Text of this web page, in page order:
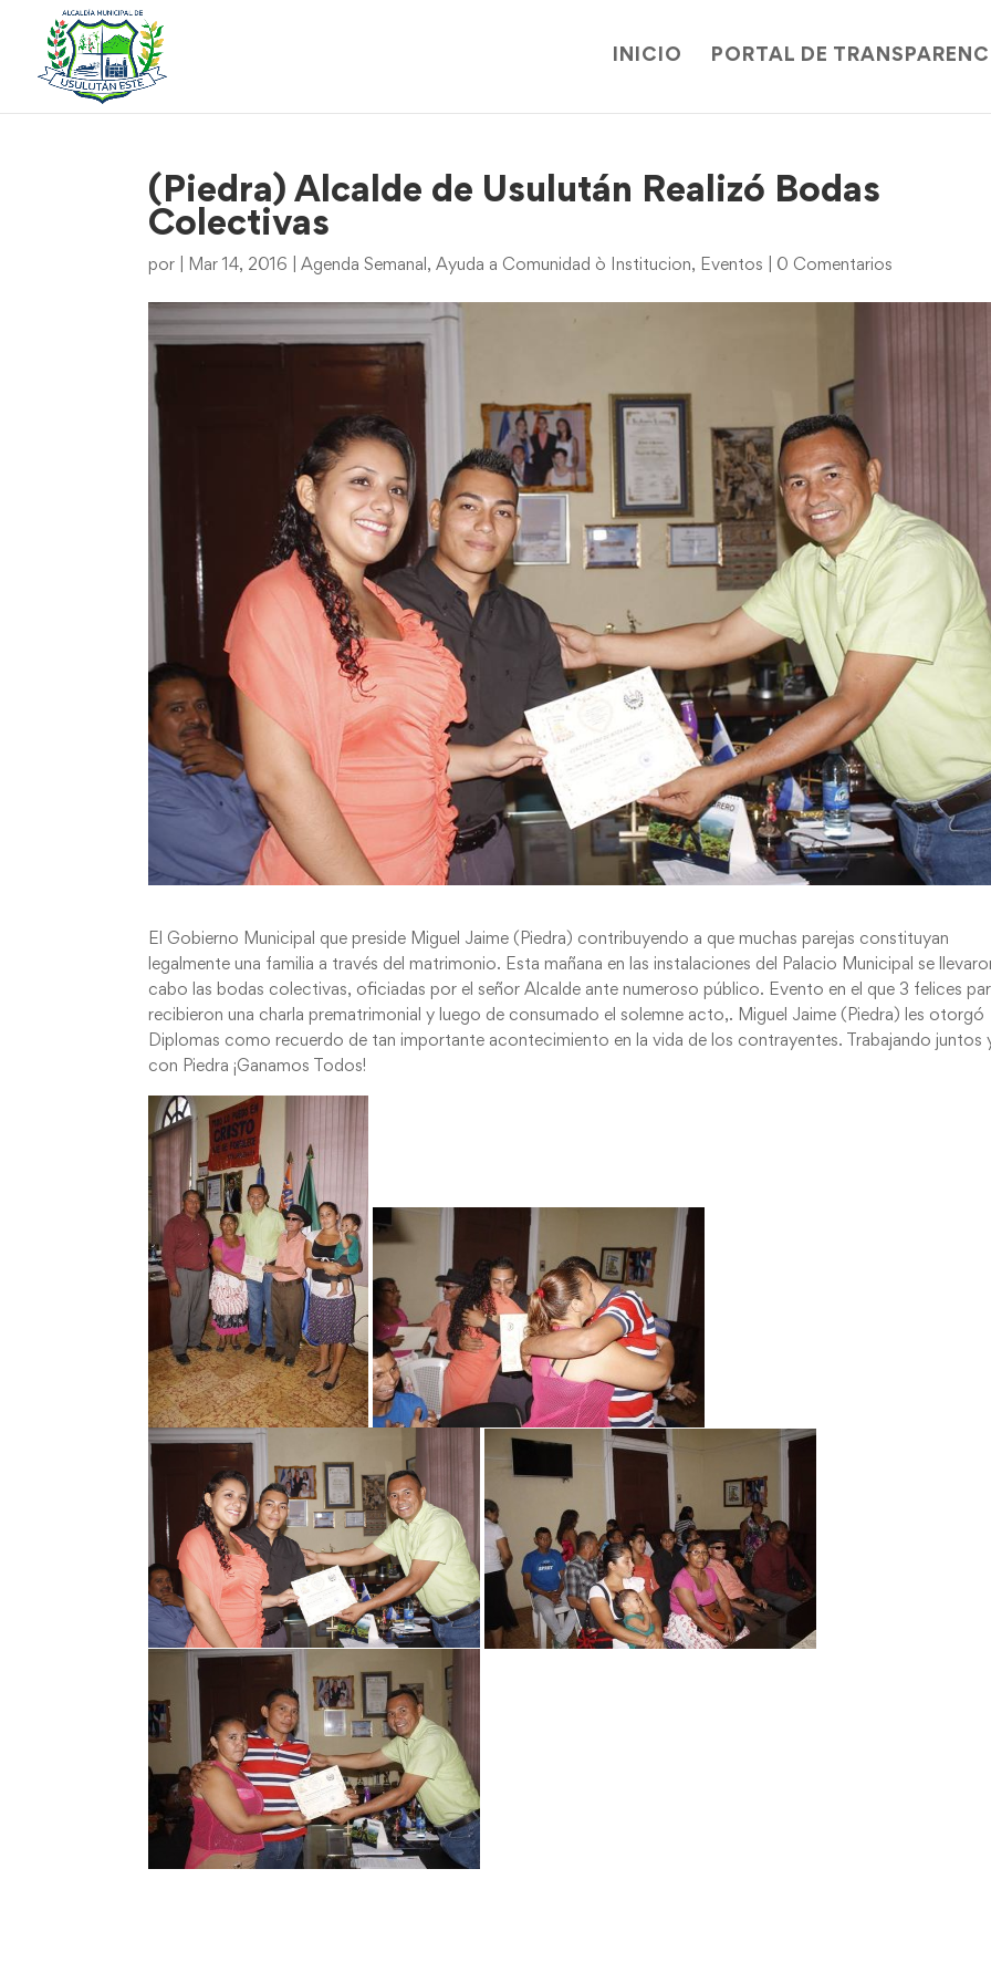
INICIO PORTAL DE
(Piedra) Alcalde de Usulután Realizó Bodas
Colectivas
por Mar 14, 2016 |Agenda Semanal ,Ayuda a Comunidad ò Institucion, Eventos 0 Comentarios
El Gobierno Municipal que preside Miguel Jaime (Piedra) contribuyendo a que muchas parejas constituyan
legalmente una familia a través del matrimonio. Esta mañana en las instalaciones del Palacio Municipal se
cabo las bodas colectivas, oficiadas por el señor Alcalde ante numeroso público. Evento en el que 3 felices
recibieron una charla prematrimonial y luego de consumado el solemne acto,. Miguel Jaime (Piedra) les otorgó
Diplomas como recuerdo de tan importante acontecimiento en la vida de los contrayentes. Trabajando juntos
con Piedra ¡Ganamos Todos!